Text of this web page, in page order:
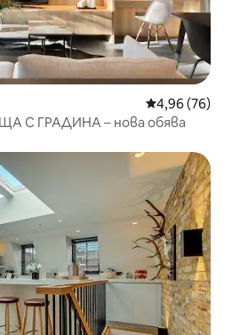
Средна
4,96 (76)
С ГРАДИНА – нова обява